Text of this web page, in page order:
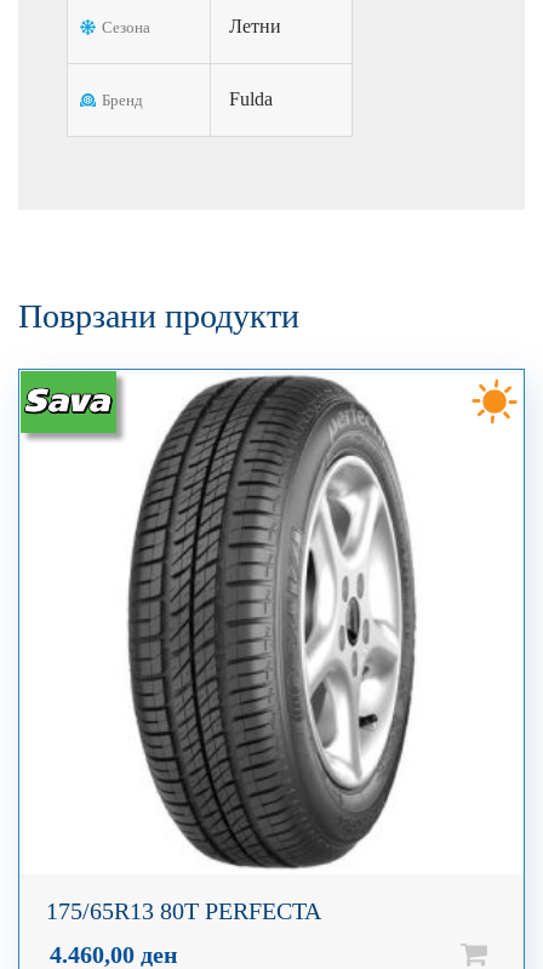
Сезона Летни
Бренд Fulda
Поврзани продукти
175/65R13 80T PERFECTA
4.460,00 ден